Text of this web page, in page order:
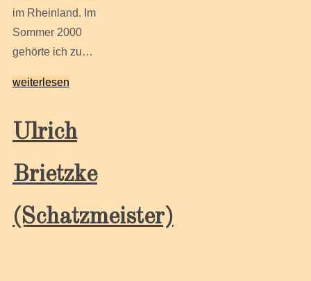
im Rheinland. Im
Sommer 2000
gehörte ich zu…
weiterlesen
Ulrich
Brietzke
(Schatzmeister)